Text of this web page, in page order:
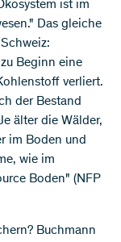
ist im
Das gleiche
Beginn eine
verliert.
der Bestand
älter die Wälder,
im Boden und
wie im
Boden" (NFP
Buchmann